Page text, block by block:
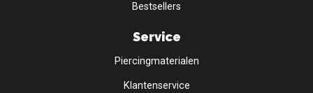
Bestsellers
Service
Piercingmaterialen
Klantenservice